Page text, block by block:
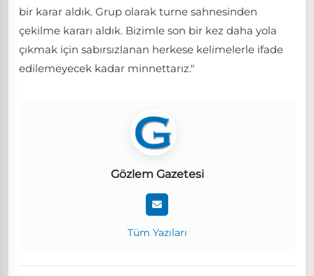
bir karar aldık. Grup olarak turne sahnesinden
çekilme kararı aldık. Bizimle son bir kez daha yola
çıkmak için sabırsızlanan herkese kelimelerle ifade
edilemeyecek kadar minnettarız."
Gözlem Gazetesi
Tüm Yazıları